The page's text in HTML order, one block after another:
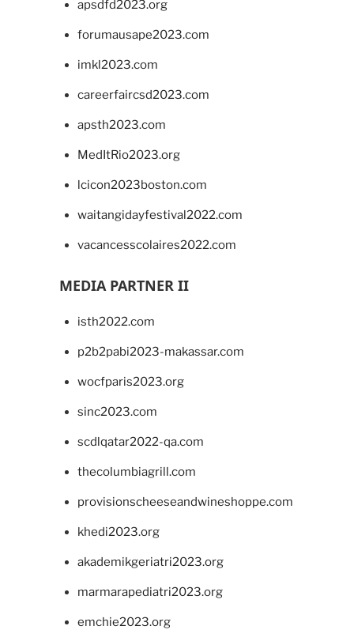
apsdfd2023.org
forumausape2023.com
imkl2023.com
careerfaircsd2023.com
apsth2023.com
MedItRio2023.org
lcicon2023boston.com
waitangidayfestival2022.com
vacancesscolaires2022.com
MEDIA PARTNER II
isth2022.com
p2b2pabi2023-makassar.com
wocfparis2023.org
sinc2023.com
scdlqatar2022-qa.com
thecolumbiagrill.com
provisionscheeseandwineshoppe.com
khedi2023.org
akademikgeriatri2023.org
marmarapediatri2023.org
emchie2023.org